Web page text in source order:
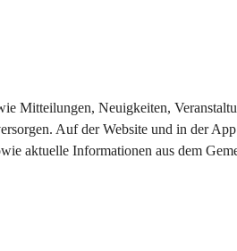
Mitteilungen, Neuigkeiten,
Auf der Website und in der
aktuelle Informationen aus dem